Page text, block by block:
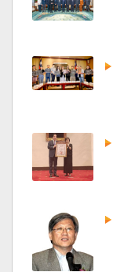
家。 一九四
迷障中做
的台灣，要
好好建構我
美、豐裕
意收拾「中
銘的國號，
史的了結，
起造一個
（作者是詩
與日本都會
自衛隊在
防、搜救與
變與資源調
與災區管
期推動全民
考。但學習
立符合台灣
不只是讓
的防災制度
而是讓人民
會接住他們